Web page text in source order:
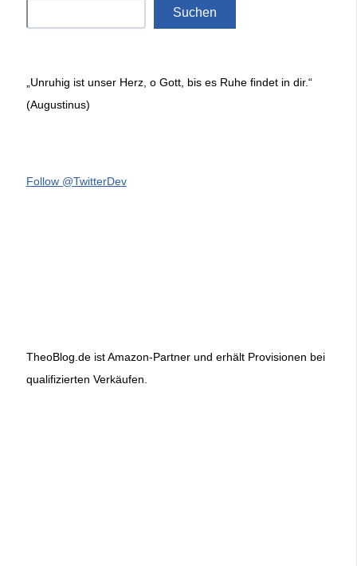
Suchen
„Unruhig ist unser Herz, o Gott, bis es Ruhe findet in dir.“
(Augustinus)
Follow @TwitterDev
TheoBlog.de ist Amazon-Partner und erhält Provisionen bei
qualifizierten Verkäufen.